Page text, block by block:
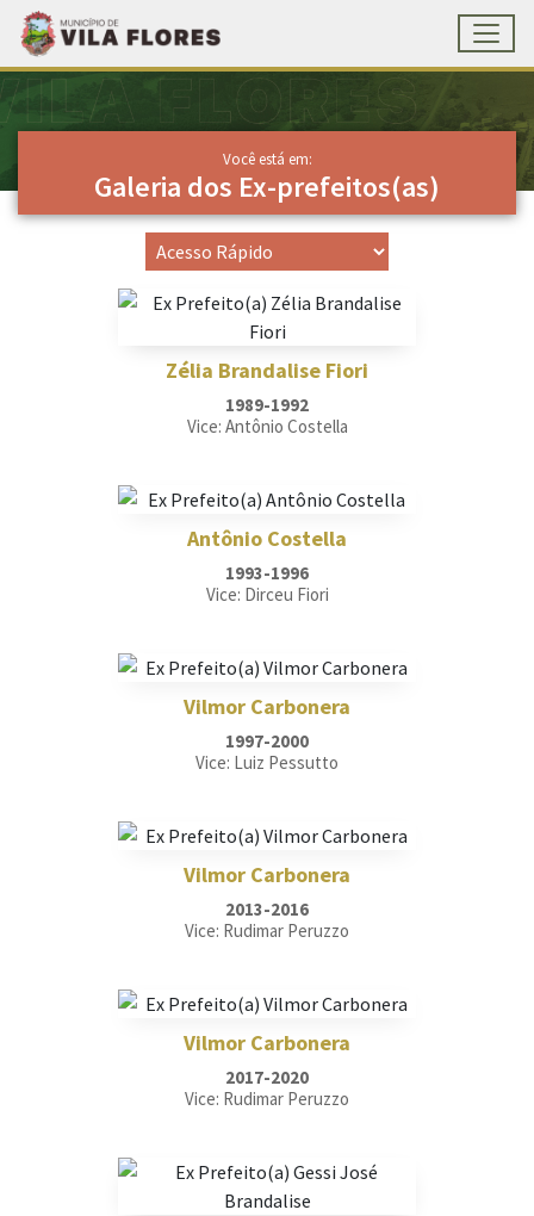
Ir para conteúdo principal
Conteúdo Principal
Você está em:
Galeria dos Ex-prefeitos(as)
Zélia Brandalise Fiori
1989-1992
Vice: Antônio Costella
Antônio Costella
1993-1996
Vice: Dirceu Fiori
Vilmor Carbonera
1997-2000
Vice: Luiz Pessutto
Vilmor Carbonera
2013-2016
Vice: Rudimar Peruzzo
Vilmor Carbonera
2017-2020
Vice: Rudimar Peruzzo